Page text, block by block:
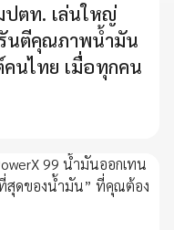
ปตท. เล่นใหญ่
นตีคุณภาพน้ำมัน
นไทย เมื่อทุกคน